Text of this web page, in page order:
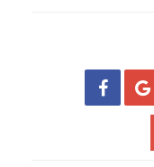
 